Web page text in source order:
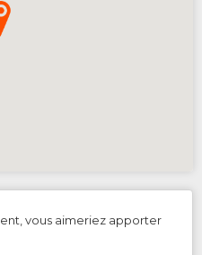
vous aimeriez apporter